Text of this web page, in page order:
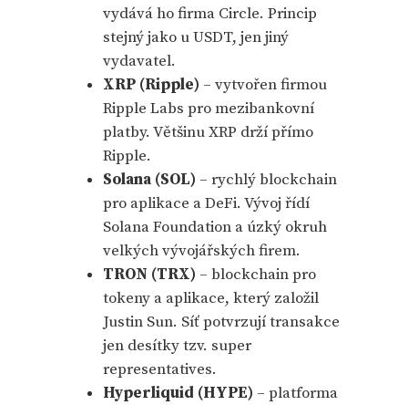
vydává ho firma Circle. Princip
stejný jako u USDT, jen jiný
vydavatel.
XRP (Ripple) – vytvořen firmou
Ripple Labs pro mezibankovní
platby. Většinu XRP drží přímo
Ripple.
Solana (SOL) – rychlý blockchain
pro aplikace a DeFi. Vývoj řídí
Solana Foundation a úzký okruh
velkých vývojářských firem.
TRON (TRX) – blockchain pro
tokeny a aplikace, který založil
Justin Sun. Síť potvrzují transakce
jen desítky tzv. super
representatives.
Hyperliquid (HYPE) – platforma